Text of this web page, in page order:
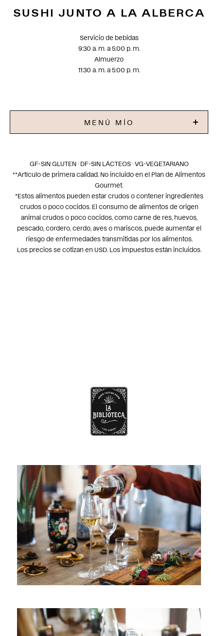
SUSHI JUNTO A LA ALBERCA
Servicio de bebidas
9:30 a. m. a 5:00 p. m.
Almuerzo
11:30 a. m. a 5:00 p. m.
MENÚ MÍO
GF-SIN GLUTEN · DF-SIN LÁCTEOS · VG-VEGETARIANO
**Artículo de primera calidad. No incluido en el Plan de Alimentos
Gourmet.
*Estos alimentos pueden estar crudos o contener ingredientes
crudos o poco cocidos. El consumo de alimentos de origen
animal crudos o poco cocidos, como carne de res, huevos,
pescado, cordero, cerdo, aves o mariscos, puede aumentar el
riesgo de enfermedades transmitidas por los alimentos.
Los precios se cotizan en USD. Los impuestos están incluidos.